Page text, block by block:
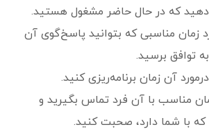
دهید که در حال حاضر مشغول هستید.
زمان مناسبی که بتوانید پاسخ‌گوی آن
توافق برسید.
درمورد آن زمان برنامه‌ریزی کنید.
مناسب با آن فرد تماس بگیرید و
که با شما دارد، صحبت کنید.